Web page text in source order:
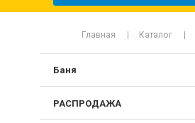
Главная Каталог
Баня
РАСПРОДАЖА